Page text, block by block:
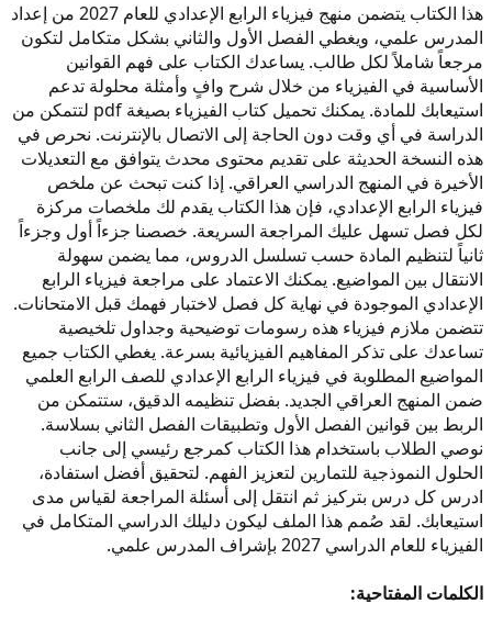
هذا الكتاب يتضمن منهج فيزياء الرابع الإعدادي للعام 2027 من إعداد
المدرس علمي، ويغطي الفصل الأول والثاني بشكل متكامل لتكون
مرجعاً شاملاً لكل طالب. يساعدك الكتاب على فهم القوانين
الأساسية في الفيزياء من خلال شرح وافٍ وأمثلة محلولة تدعم
استيعابك للمادة. يمكنك تحميل كتاب الفيزياء بصيغة pdf لتتمكن من
الدراسة في أي وقت دون الحاجة إلى الاتصال بالإنترنت. نحرص في
هذه النسخة الحديثة على تقديم محتوى محدث يتوافق مع التعديلات
الأخيرة في المنهج الدراسي العراقي. إذا كنت تبحث عن ملخص
فيزياء الرابع الإعدادي، فإن هذا الكتاب يقدم لك ملخصات مركزة
لكل فصل تسهل عليك المراجعة السريعة. خصصنا جزءاً أول وجزءاً
ثانياً لتنظيم المادة حسب تسلسل الدروس، مما يضمن سهولة
الانتقال بين المواضيع. يمكنك الاعتماد على مراجعة فيزياء الرابع
الإعدادي الموجودة في نهاية كل فصل لاختبار فهمك قبل الامتحانات.
تتضمن ملازم فيزياء هذه رسومات توضيحية وجداول تلخيصية
تساعدك على تذكر المفاهيم الفيزيائية بسرعة. يغطي الكتاب جميع
المواضيع المطلوبة في فيزياء الرابع الإعدادي للصف الرابع العلمي
ضمن المنهج العراقي الجديد. بفضل تنظيمه الدقيق، ستتمكن من
الربط بين قوانين الفصل الأول وتطبيقات الفصل الثاني بسلاسة.
نوصي الطلاب باستخدام هذا الكتاب كمرجع رئيسي إلى جانب
الحلول النموذجية للتمارين لتعزيز الفهم. لتحقيق أفضل استفادة،
ادرس كل درس بتركيز ثم انتقل إلى أسئلة المراجعة لقياس مدى
استيعابك. لقد صُمم هذا الملف ليكون دليلك الدراسي المتكامل في
الفيزياء للعام الدراسي 2027 بإشراف المدرس علمي.
الكلمات المفتاحية: